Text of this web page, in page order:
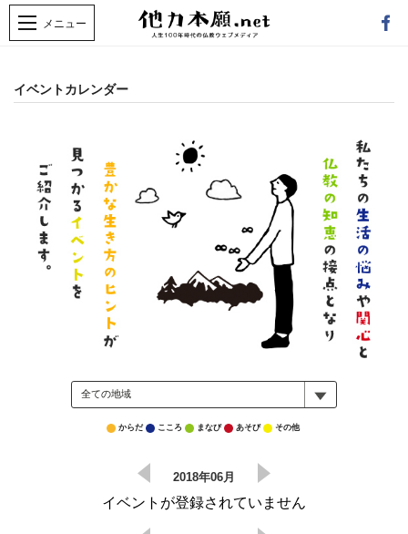
イベントカレンダー
からだ こころ まなび あそび その他
2018年06月
イベントが登録されていません